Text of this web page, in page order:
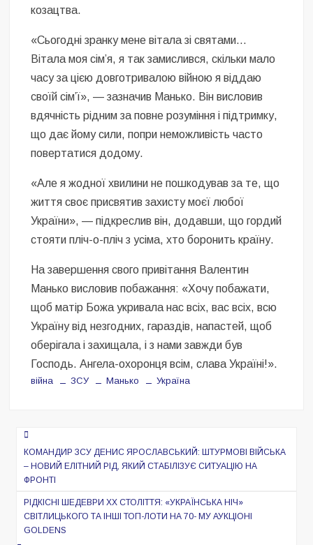
козацтва.
«Сьогодні зранку мене вітала зі святами…
Вітала моя сім’я, я так замислився, скільки мало
часу за цією довготривалою війною я віддаю
своїй сім’ї», — зазначив Манько. Він висловив
вдячність рідним за повне розуміння і підтримку,
що дає йому сили, попри неможливість часто
повертатися додому.
«Але я жодної хвилини не пошкодував за те, що
життя своє присвятив захисту моєї любої
України», — підкреслив він, додавши, що гордий
стояти пліч-о-пліч з усіма, хто боронить країну.
На завершення свого привітання Валентин
Манько висловив побажання: «Хочу побажати,
щоб матір Божа укривала нас всіх, вас всіх, всю
Україну від незгодних, гараздів, напастей, щоб
оберігала і захищала, і з нами завжди був
Господь. Ангела-охоронця всім, слава Україні!».
війна ЗСУ Манько Україна
Навигация
по
записям
КОМАНДИР ЗСУ ДЕНИС ЯРОСЛАВСЬКИЙ: ШТУРМОВІ ВІЙСЬКА
– НОВИЙ ЕЛІТНИЙ РІД, ЯКИЙ СТАБІЛІЗУЄ СИТУАЦІЮ НА
ФРОНТІ
РІДКІСНІ ШЕДЕВРИ ХХ СТОЛІТТЯ: «УКРАЇНСЬКА НІЧ»
СВІТЛИЦЬКОГО ТА ІНШІ ТОП-ЛОТИ НА 70- МУ АУКЦІОНІ
GOLDENS